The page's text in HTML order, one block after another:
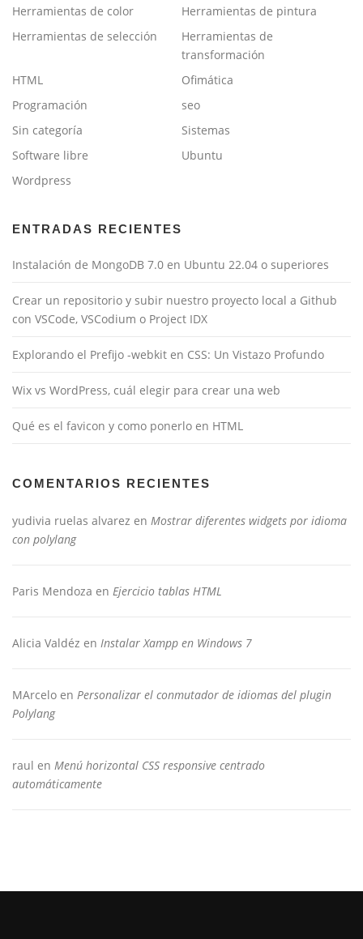
Herramientas de color
Herramientas de pintura
Herramientas de selección
Herramientas de
transformación
HTML
Ofimática
Programación
seo
Sin categoría
Sistemas
Software libre
Ubuntu
Wordpress
ENTRADAS RECIENTES
Instalación de MongoDB 7.0 en Ubuntu 22.04 o superiores
Crear un repositorio y subir nuestro proyecto local a Github
con VSCode, VSCodium o Project IDX
Explorando el Prefijo -webkit en CSS: Un Vistazo Profundo
Wix vs WordPress, cuál elegir para crear una web
Qué es el favicon y como ponerlo en HTML
COMENTARIOS RECIENTES
yudivia ruelas alvarez en Mostrar diferentes widgets por idioma
con polylang
Paris Mendoza en Ejercicio tablas HTML
Alicia Valdéz en Instalar Xampp en Windows 7
MArcelo en Personalizar el conmutador de idiomas del plugin
Polylang
raul en Menú horizontal CSS responsive centrado
automáticamente